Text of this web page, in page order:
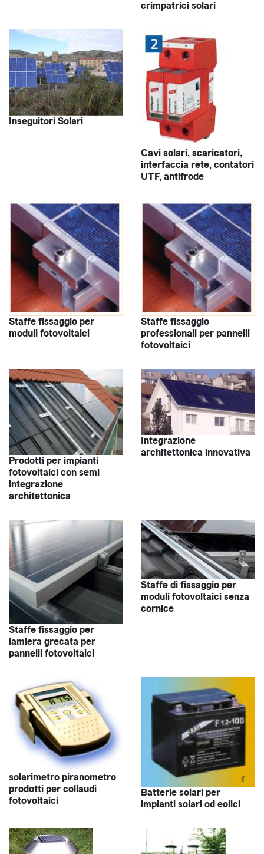
crimpatrici solari
Inseguitori Solari
Cavi solari, scaricatori,
interfaccia rete, contatori
UTF, antifrode
Staffe fissaggio per
moduli fotovoltaici
Staffe fissaggio
professionali per pannelli
fotovoltaici
Prodotti per impianti
fotovoltaici con semi
integrazione
architettonica
Integrazione
architettonica innovativa
Staffe fissaggio per
lamiera grecata per
pannelli fotovoltaici
Staffe di fissaggio per
moduli fotovoltaici senza
cornice
solarimetro piranometro
prodotti per collaudi
fotovoltaici
Batterie solari per
impianti solari od eolici